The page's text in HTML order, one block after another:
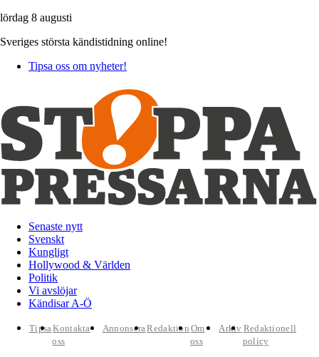
lördag 8 augusti
Sveriges största kändistidning online!
Tipsa oss om nyheter!
Senaste nytt
Svenskt
Kungligt
Hollywood & Världen
Politik
Vi avslöjar
Kändisar A-Ö
TipsaKontakta
oss
AnnonseraRedaktion Om
oss
Arkiv Redaktionell
policy